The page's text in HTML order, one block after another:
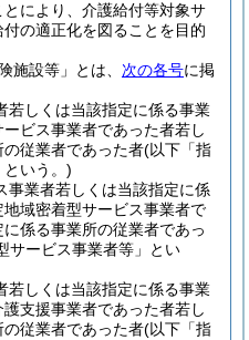
により、介護給付等対象サ
の適正化を図ることを目的
施設等」とは、 次の各号に掲
若しくは当該指定に係る事業
ビス事業者であった者若し
従業者であった者(以下「指
という。)
事業者若しくは当該指定に係
域密着型サービス事業者で
係る事業所の従業者であっ
サービス事業者等」とい
若しくは当該指定に係る事業
支援事業者であった者若し
従業者であった者(以下「指